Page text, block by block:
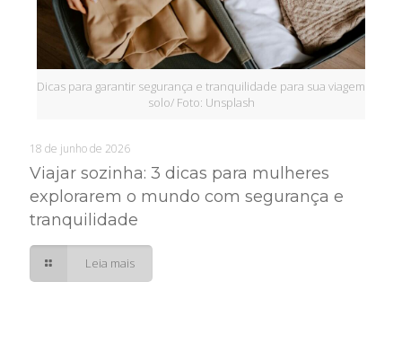
Dicas para garantir segurança e tranquilidade para sua viagem
solo/ Foto: Unsplash
18 de junho de 2026
Viajar sozinha: 3 dicas para mulheres
explorarem o mundo com segurança e
tranquilidade
Leia mais